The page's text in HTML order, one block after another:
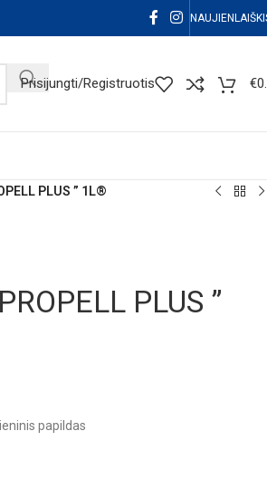
Prisijungti/Registruotis €
PLUS ” 1L®
PLUS ”
papildas